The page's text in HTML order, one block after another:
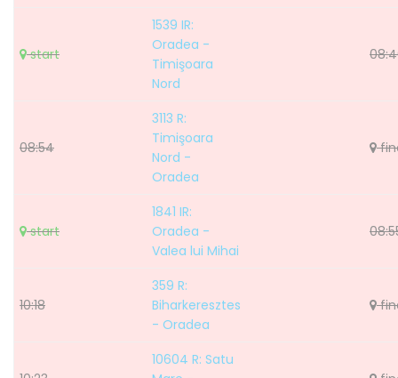
start
1539 IR:
Oradea -
Timişoara
Nord
08:54
3113 R:
Timişoara
Nord -
Oradea
start
1841 IR:
Oradea -
Valea lui Mihai
10:18
359 R:
Biharkeresztes
- Oradea
10604 R: Satu